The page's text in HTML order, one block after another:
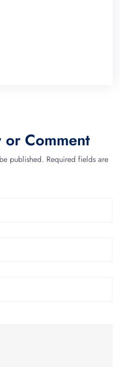
Comment
published. Required fields are